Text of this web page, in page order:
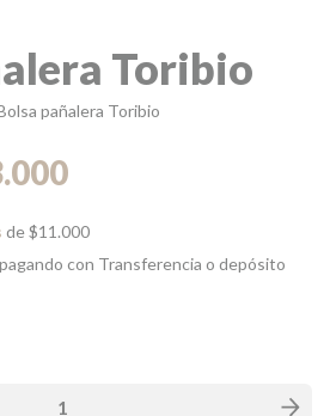
Toribio
pañalera Toribio
de$11.000
pagando con Transferencia o depósito